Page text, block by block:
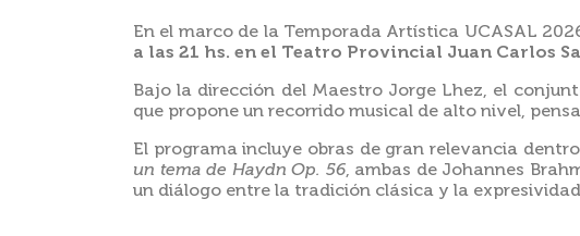
En el marco de la Temporada Artística UCASAL
a las 21 hs. en el Teatro Provincial Juan Carlos
Bajo la dirección del Maestro Jorge Lhez, el
que propone un recorrido musical de alto nivel,
El programa incluye obras de gran relevancia
un tema de Haydn Op. 56, ambas de Johannes
un diálogo entre la tradición clásica y la